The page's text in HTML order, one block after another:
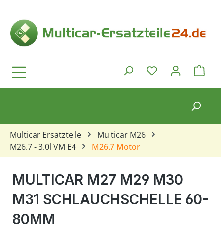
Du hast 0
Multicar Ersatzteile
Multicar M26
M26.7 - 3.0l VM E4
M26.7 Motor
MULTICAR M27 M29 M30
M31 SCHLAUCHSCHELLE 60-
80MM